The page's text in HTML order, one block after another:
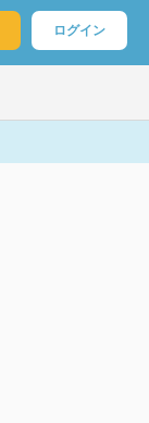
ログイン